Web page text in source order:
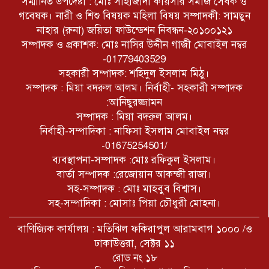
যুক্তরাষ্ট্রের আইডাহো অঙ্গরাজ্যের টুইন
ফলস শহরে একটি শপিং সেন্টারে এক
বন্দুকধারীর গুলিতে তিনজন নিহত
হয়েছে।খবর আইবিএননিউজ।
সারাদেশে আইনশৃঙ্খলা বাহিনীর বিরুদ্ধে
চলমান মিথ্যা প্রোপাগান্ডার ঘৃণিত
ষড়যন্ত্রের শিকার রাজশাহী কারাগার এর
নিরপরাধ কারারক্ষী জহুরুল।
গবেষক। নারী ও শিশু বিষয়ক মহিলা বিষয় সম্পাদকী: সামছুন
নাহার (রুনা) জয়িতা ফাউন্ডেশন নিবন্ধন-২০১০০১২১
সম্পাদক ও প্রকাশক: মোঃ নাসির উদ্দীন গাজী মোবাইল নম্বর
-01779403529
সহকারী সম্পাদক: শহিদুল ইসলাম মিঠু।
সম্পাদক : মিয়া বদরুল আলম। নির্বাহী- সহকারী সম্পাদক
:আনিছুরজ্জামন
সম্পাদক : মিয়া বদরুল আলম।
নির্বাহী-সম্পাদিকা : নাফিসা ইসলাম মোবাইল নম্বর
-01675254501/
ব্যবস্থাপনা-সম্পাদক :মোঃ রফিকুল ইসলাম।
বার্তা সম্পাদক :রেজোয়ান আকন্জী রাজা।
সহ-সম্পাদক : মোঃ মাহবুব বিশ্বাস।
সহ-সম্পাদিকা : মোসাঃ পিয়া চৌধুরী মোহনা।
বাণিজ্যিক কার্যালয় : মতিঝিল ফকিরাপুল আরামবাগ ১০০০ /ও
ঢাকাউত্তরা, সেক্টর ১১
রোড নং ১৮